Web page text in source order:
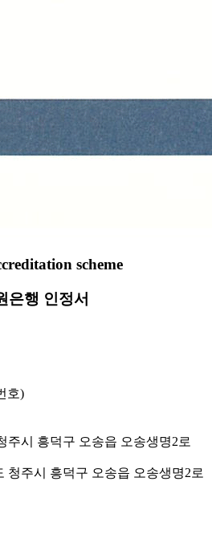
scheme
은행 인정서
호)
주시 흥덕구 오송읍 오송생명2로
청주시 흥덕구 오송읍 오송생명2로